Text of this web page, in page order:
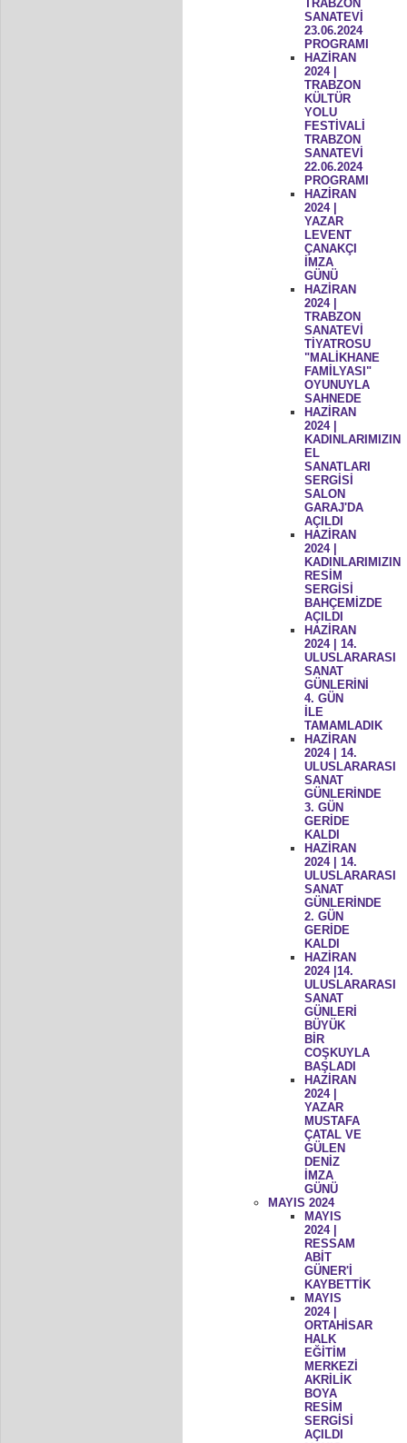
TRABZON
SANATEVİ
23.06.2024
PROGRAMI
HAZİRAN
2024 |
TRABZON
KÜLTÜR
YOLU
FESTİVALİ
TRABZON
SANATEVİ
22.06.2024
PROGRAMI
HAZİRAN
2024 |
YAZAR
LEVENT
ÇANAKÇI
İMZA
GÜNÜ
HAZİRAN
2024 |
TRABZON
SANATEVİ
TİYATROSU
"MALİKHANE
FAMİLYASI"
OYUNUYLA
SAHNEDE
HAZİRAN
2024 |
KADINLARIMIZIN
EL
SANATLARI
SERGİSİ
SALON
GARAJ'DA
AÇILDI
HAZİRAN
2024 |
KADINLARIMIZIN
RESİM
SERGİSİ
BAHÇEMİZDE
AÇILDI
HAZİRAN
2024 | 14.
ULUSLARARASI
SANAT
GÜNLERİNİ
4. GÜN
İLE
TAMAMLADIK
HAZİRAN
2024 | 14.
ULUSLARARASI
SANAT
GÜNLERİNDE
3. GÜN
GERİDE
KALDI
HAZİRAN
2024 | 14.
ULUSLARARASI
SANAT
GÜNLERİNDE
2. GÜN
GERİDE
KALDI
HAZİRAN
2024 |14.
ULUSLARARASI
SANAT
GÜNLERİ
BÜYÜK
BİR
COŞKUYLA
BAŞLADI
HAZİRAN
2024 |
YAZAR
MUSTAFA
ÇATAL VE
GÜLEN
DENİZ
İMZA
GÜNÜ
MAYIS 2024
MAYIS
2024 |
RESSAM
ABİT
GÜNER'İ
KAYBETTİK
MAYIS
2024 |
ORTAHİSAR
HALK
EĞİTİM
MERKEZİ
AKRİLİK
BOYA
RESİM
SERGİSİ
AÇILDI